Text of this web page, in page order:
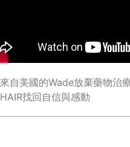
來自美國的Wade放棄藥物治
HAIR找回自信與感動